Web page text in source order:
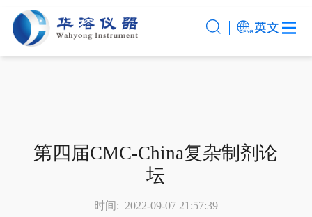
第四届CMC-China复杂制剂论
坛
时间: 2022-09-07 21:57:39